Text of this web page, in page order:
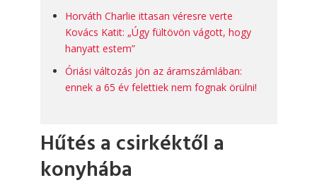
Horváth Charlie ittasan véresre verte
Kovács Katit: „Úgy fültövön vágott, hogy
hanyatt estem”
Óriási változás jön az áramszámlában:
ennek a 65 év felettiek nem fognak örülni!
Hűtés a csirkéktől a
konyhába